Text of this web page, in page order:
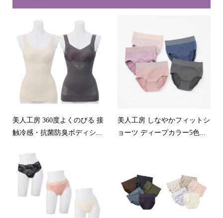
美人工房 360度よくのびる 接
触冷感・抗菌防臭ボディシ...
美人工房 しなやかフィットシ
ョーツ ディープカラー5色...